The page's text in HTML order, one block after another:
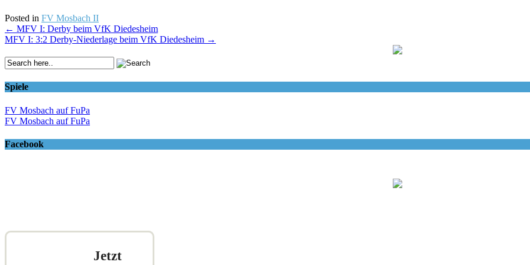
Posted in FV Mosbach II
Post
navigation
← MFV I: Derby beim VfK Diedesheim
MFV I: 3:2 Derby-Niederlage beim VfK Diedesheim →
Spiele
FV Mosbach auf FuPa
FV Mosbach auf FuPa
Facebook
Jetzt